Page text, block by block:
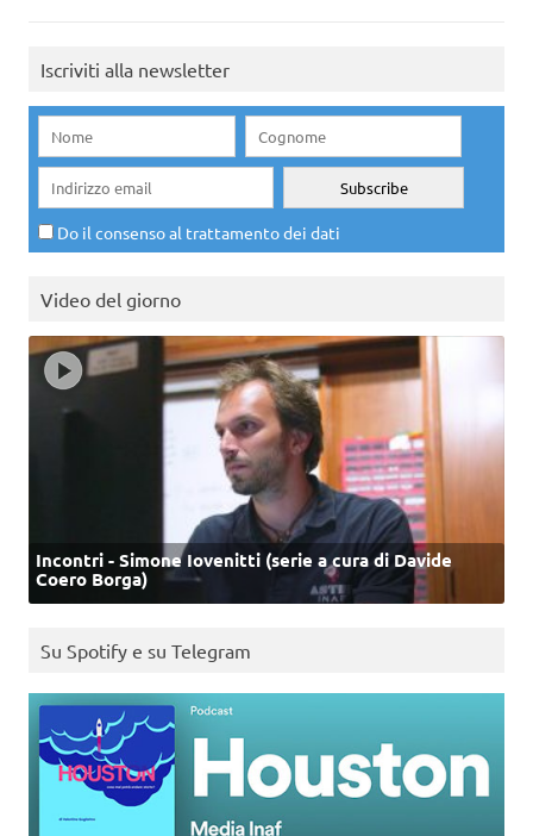
Iscriviti alla newsletter
Do il consenso al trattamento dei dati
Video del giorno
Incontri - Simone Iovenitti (serie a cura di Davide
Coero Borga)
Su Spotify e su Telegram